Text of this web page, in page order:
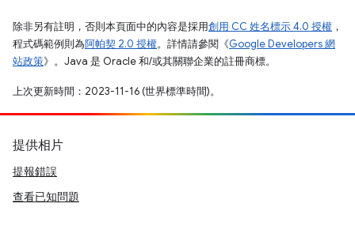
除非另有註明，否則本頁面中的內容是採用創用 CC 姓名標示 4.0 授權 ，
程式碼範例則為阿帕契 2.0 授權。詳情請參閱《Google Developers 網
站政策》。Java 是 Oracle 和/或其關聯企業的註冊商標。
上次更新時間：2023-11-16 (世界標準時間)。
提供相片
提報錯誤
查看已知問題